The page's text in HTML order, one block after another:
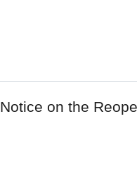
on the